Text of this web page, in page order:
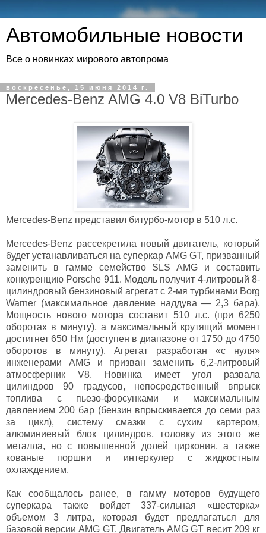
Автомобильные новости
Все о новинках мирового автопрома
воскресенье, 15 июня 2014 г.
Mercedes-Benz AMG 4.0 V8 BiTurbo
Mercedes-Benz представил битурбо-мотор в 510 л.с.
Mercedes-Benz рассекретила новый двигатель, который
будет устанавливаться на суперкар AMG GT, призванный
заменить в гамме семейство SLS AMG и составить
конкуренцию Porsche 911. Модель получит 4-литровый 8-
цилиндровый бензиновый агрегат с 2-мя турбинами Borg
Warner (максимальное давление наддува — 2,3 бара).
Мощность нового мотора составит 510 л.с. (при 6250
оборотах в минуту), а максимальный крутящий момент
достигнет 650 Нм (доступен в диапазоне от 1750 до 4750
оборотов в минуту). Агрегат разработан «с нуля»
инженерами AMG и призван заменить 6,2-литровый
атмосферник V8. Новинка имеет угол развала
цилиндров 90 градусов, непосредственный впрыск
топлива с пьезо-форсунками и максимальным
давлением 200 бар (бензин впрыскивается до семи раз
за цикл), систему смазки с сухим картером,
алюминиевый блок цилиндров, головку из этого же
металла, но с повышенной долей циркония, а также
кованые поршни и интеркулер с жидкостным
охлаждением.
Как сообщалось ранее, в гамму моторов будущего
суперкара также войдет 337-сильная «шестерка»
объемом 3 литра, которая будет предлагаться для
базовой версии AMG GT. Двигатель AMG GT весит 209 кг